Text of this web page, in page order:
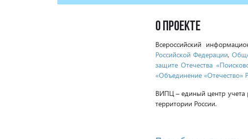
О проекте
Всероссийский
Российской Федерации,
защите Отечества
«Объединение «Отечество»
ВИПЦ – единый центр учета
территории России.